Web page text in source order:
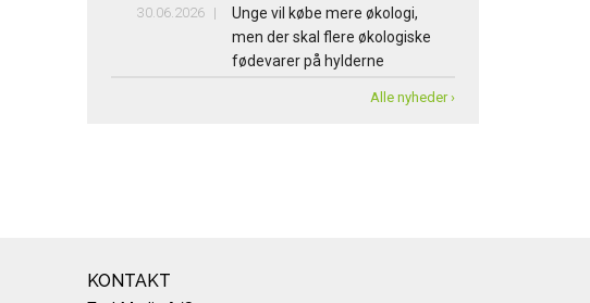
30.06.2026
Unge vil købe mere økologi,
men der skal flere økologiske
fødevarer på hylderne
Alle nyheder ›
KONTAKT